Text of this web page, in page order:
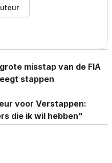
misstap van de FIA
stappen
voor Verstappen:
die ik wil hebben"